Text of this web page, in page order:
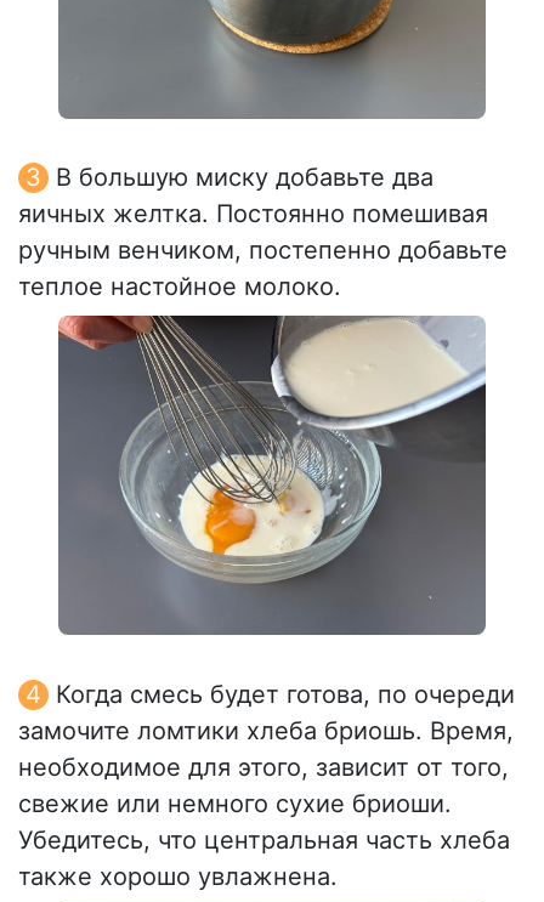
В большую миску добавьте два
яичных желтка. Постоянно помешивая
ручным венчиком, постепенно добавьте
теплое настойное молоко.
Когда смесь будет готова, по очереди
замочите ломтики хлеба бриошь. Время,
необходимое для этого, зависит от того,
свежие или немного сухие бриоши.
Убедитесь, что центральная часть хлеба
также хорошо увлажнена.